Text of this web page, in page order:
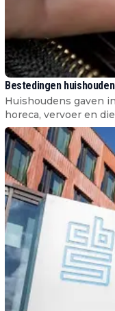
Bestedingen
Huishoudens gaven
horeca, vervoer en